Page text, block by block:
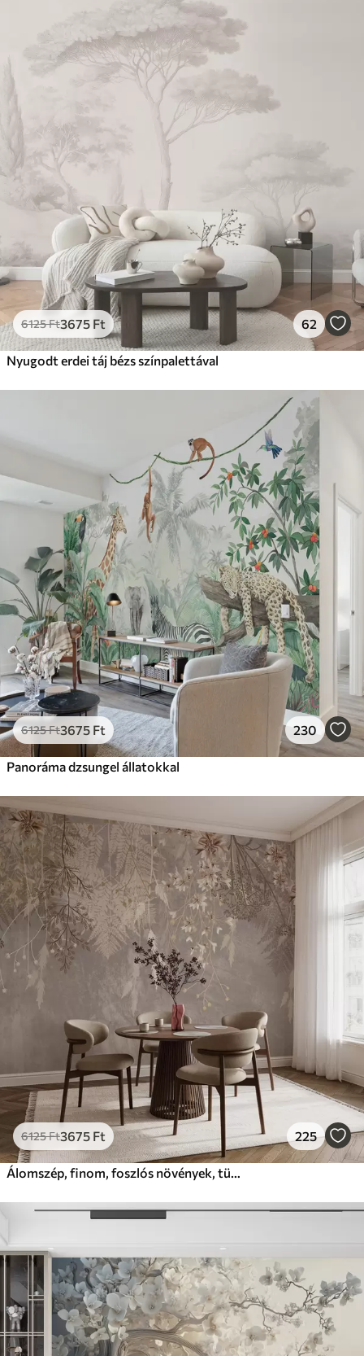
6125Ft3675 Ft 62
Nyugodt erdei táj bézs színpalettával
6125Ft3675 Ft 230
Panoráma dzsungel állatokkal
6125Ft3675 Ft 225
Álomszép, finom, foszlós növények, tüskék és virágok barna pasztell színekben, ködös, texturált háttér előtt